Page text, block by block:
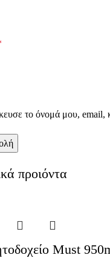
το όνομά μου, email,
προιόντα
Must